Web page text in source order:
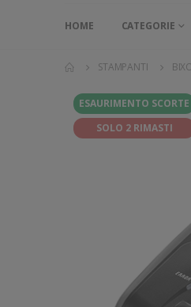
HOME CATEGORIE
STAMPANTI
ESAURIMENTO SCORTE
SOLO 2 RIMASTI